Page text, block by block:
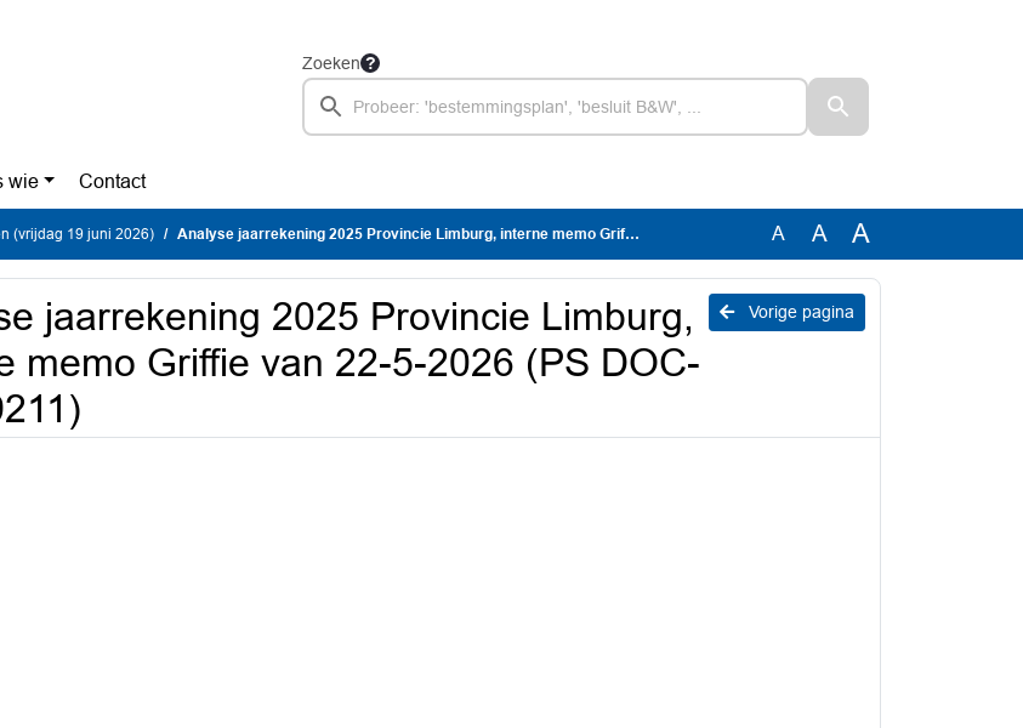
Zoeken
wie Contact
(vrijdag 19 juni 2026) Analyse jaarrekening 2025 Provincie Limburg, interne memo Griffie van 22-5-2026 (PS DOC-00929211) A A A
Vorige pagina
jaarrekening 2025 Provincie Limburg,
memo Griffie van 22-5-2026 (PS DOC-